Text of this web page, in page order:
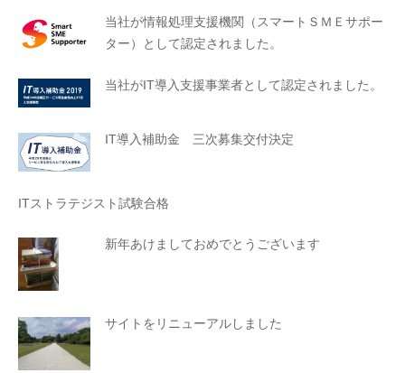
当社が情報処理支援機関（スマートＳＭＥサポー
ター）として認定されました。
当社がIT導入支援事業者として認定されました。
IT導入補助金 三次募集交付決定
ITストラテジスト試験合格
新年あけましておめでとうございます
サイトをリニューアルしました